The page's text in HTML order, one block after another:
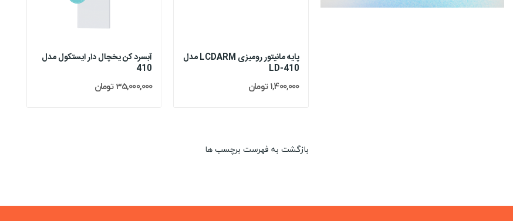
پایه مانیتور رومیزی LCDARM مدل
LD-410
1,400,000 تومان
آبسرد کن یخچال دار ایستکول مدل
410
35,000,000 تومان
بازگشت به فهرست برچسب ها